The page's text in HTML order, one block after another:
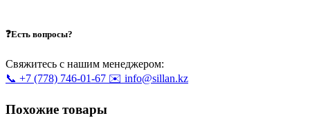
❓Есть вопросы?
Свяжитесь с нашим менеджером:
📞 +7 (778) 746-01-67 ✉️ info@sillan.kz
Похожие товары